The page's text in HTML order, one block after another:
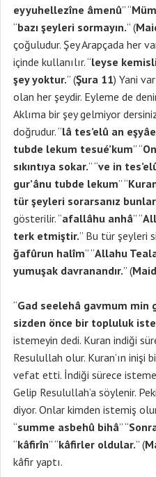
eyyuhellezîne âmenû” “
“bazı şeyleri sormayın.” (
çoğuludur. Şey Arapçada her
içinde kullanılır. “leyse
şey yoktur.” (Şura 11) Yani
olan her şeydir. Eyleme de
Aklıma bir şey gelmiyor
doğrudur. “lâ tes’elû an eşyâe
tubde lekum tesué’kum” “
sıkıntıya sokar.” “ve in
gur’ânu tubde lekum” “
tür şeyleri sorarsanız bunlar
gösterilir. “afallâhu anhâ” “
terk etmiştir.” Bu tür şeyleri
ğafûrun halîm” “Allahu
yumuşak davranandır.” (
“Gad seelehâ gavmum min
sizden önce bir topluluk
istemeyin dedi. Kuran indiği
Resulullah olur. Kuran’ın
vefat etti. İndiği sürece
Gelip Resulullah’a söylenir.
diyor. Onlar kimden istemiş
“summe asbehû bihâ” “
“kâfirîn” “kâfirler oldular.” (
kâfir yaptı.